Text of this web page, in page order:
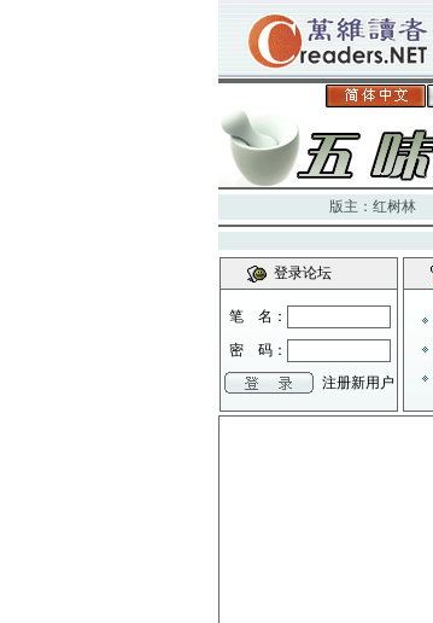
版主： 红树林
登录论坛
笔 名：
密 码：
注册新用户